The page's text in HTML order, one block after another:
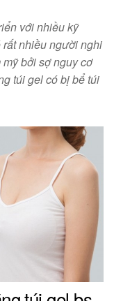
với nhiều kỹ
nhiều người nghi
bởi sợ nguy cơ
túi gel có bị bể túi